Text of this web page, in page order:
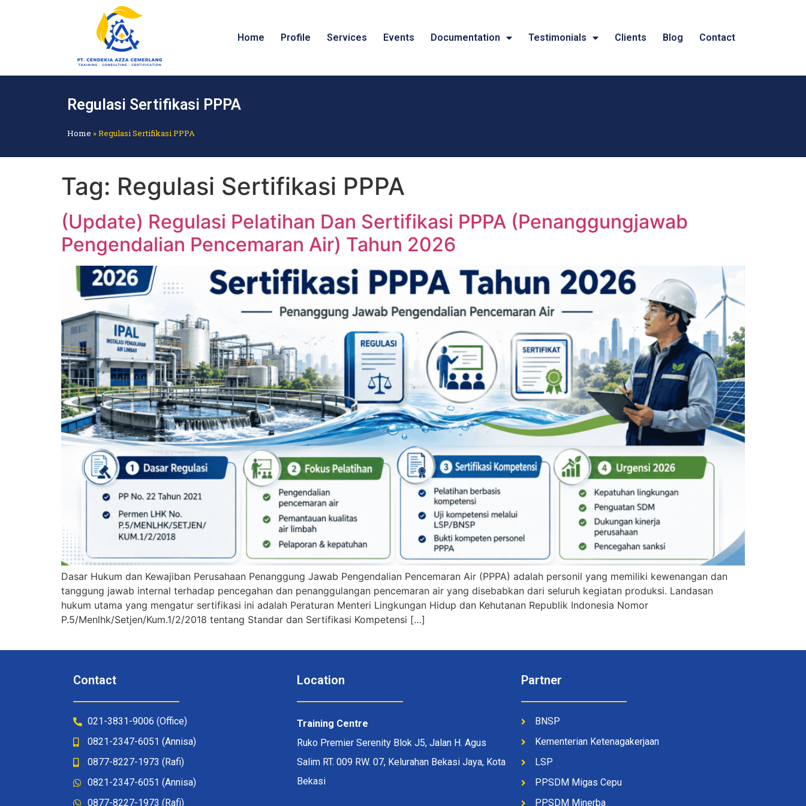
Home Profile Services Events Documentation Testimonials Clients Blog Contact
Regulasi Sertifikasi PPPA
Home »Regulasi Sertifikasi PPPA
Tag: Regulasi Sertifikasi PPPA
(Update) Regulasi Pelatihan Dan Sertifikasi PPPA (Penanggungjawab
Pengendalian Pencemaran Air) Tahun 2026
Dasar Hukum dan Kewajiban Perusahaan Penanggung Jawab Pengendalian Pencemaran Air (PPPA) adalah personil yang memiliki kewenangan dan
tanggung jawab internal terhadap pencegahan dan penanggulangan pencemaran air yang disebabkan dari seluruh kegiatan produksi. Landasan
hukum utama yang mengatur sertifikasi ini adalah Peraturan Menteri Lingkungan Hidup dan Kehutanan Republik Indonesia Nomor
P.5/Menlhk/Setjen/Kum.1/2/2018 tentang Standar dan Sertifikasi Kompetensi […]
Contact
021-3831-9006 (Office)
0821-2347-6051 (Annisa)
0877-8227-1973 (Rafi)
0821-2347-6051 (Annisa)
0877-8227-1973 (Rafi)
Location
Training Centre
Ruko Premier Serenity Blok J5, Jalan H. Agus
Salim RT. 009 RW. 07, Kelurahan Bekasi Jaya, Kota
Bekasi
Partner
BNSP
Kementerian Ketenagakerjaan
LSP
PPSDM Migas Cepu
PPSDM Minerba